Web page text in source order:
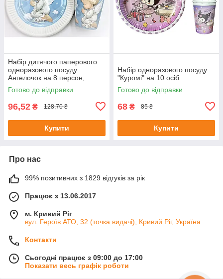
Набір дитячого паперового
одноразового посуду
Ангелочок на 8 персон,
тарілки + стаканчики
Готово до відправки
96,52 ₴ 128,70 ₴
Купити
Набір одноразового посуду
"Куромі" на 10 осіб
Готово до відправки
68 ₴ 85 ₴
Купити
Про нас
99% позитивних з 1829 відгуків за рік
Працює з 13.06.2017
м. Кривий Ріг
вул. Героїв АТО, 32 (точка видачі), Кривий Ріг, Україна
Контакти
Сьогодні працює з 09:00 до 17:00
Показати весь графік роботи